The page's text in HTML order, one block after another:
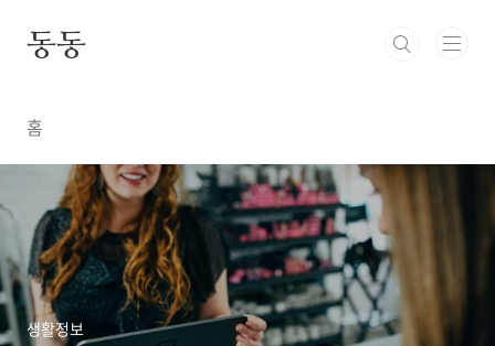
동동
홈
생활정보